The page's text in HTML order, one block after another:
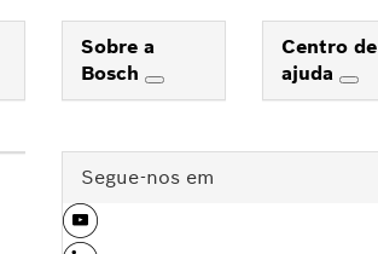
Sobre a
Bosch
Centro de
ajuda
Segue-nos em